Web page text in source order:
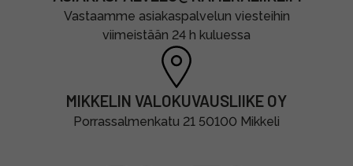
Vastaamme asiakaspalvelun viesteihin
viimeistään 24 h kuluessa
MIKKELIN VALOKUVAUSLIIKE OY
Porrassalmenkatu 21 50100 Mikkeli